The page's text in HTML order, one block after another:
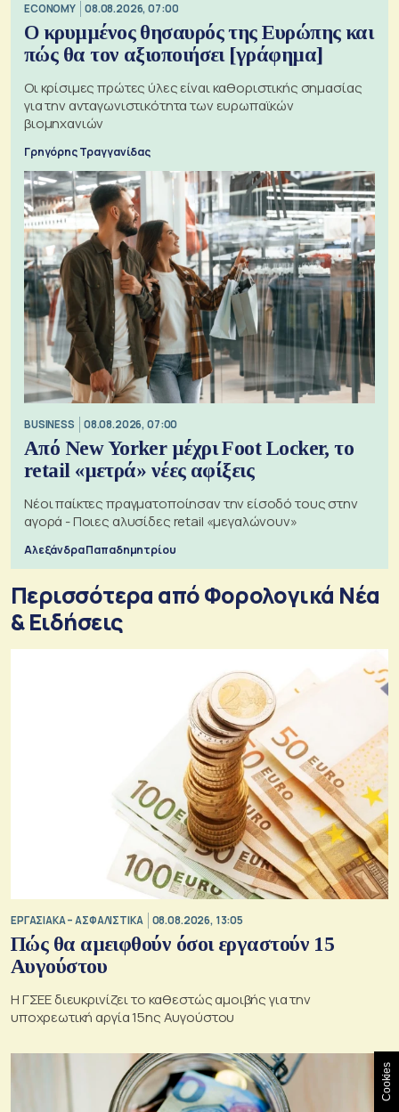
ECONOMY 08.08.2026, 07:00
Ο κρυμμένος θησαυρός της Ευρώπης και
πώς θα τον αξιοποιήσει [γράφημα]
Οι κρίσιμες πρώτες ύλες είναι καθοριστικής σημασίας
για την ανταγωνιστικότητα των ευρωπαϊκών
βιομηχανιών
Γρηγόρης Τραγγανίδας
BUSINESS 08.08.2026, 07:00
Από New Yorker μέχρι Foot Locker, το
retail «μετρά» νέες αφίξεις
Νέοι παίκτες πραγματοποίησαν την είσοδό τους στην
αγορά - Ποιες αλυσίδες retail «μεγαλώνουν»
Αλεξάνδρα Παπαδημητρίου
Περισσότερα από Φορολογικά Νέα
& Eιδήσεις
ΕΡΓΑΣΙΑΚΑ – ΑΣΦΑΛΙΣΤΙΚΑ 08.08.2026, 13:05
Πώς θα αμειφθούν όσοι εργαστούν 15
Αυγούστου
Η ΓΣΕΕ διευκρινίζει το καθεστώς αμοιβής για την
υποχρεωτική αργία 15ης Αυγούστου
Cookies